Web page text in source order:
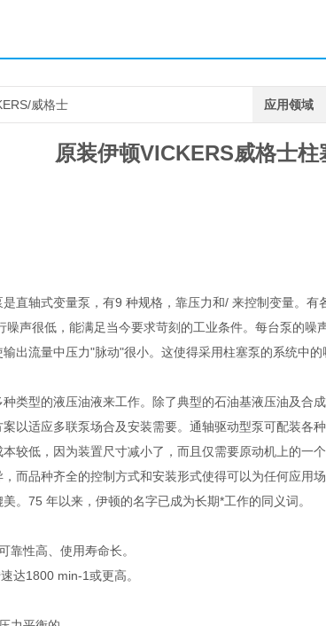
威格士 应用领域
原装伊顿VICKERS威格士柱
直轴式变量泵，有9 种规格，靠压力和/ 来控制变量。
噪声很低，能满足当今要求苛刻的工业条件。每台泵的
出流量中压力"脉动"很小。这使得采用柱塞泵的系统中的
类型的液压油液来工作。除了典型的石油基液压油及合
以适应多联泵场合及安装需要。通轴驱动型泵可配装各
较低，因为装置尺寸减小了，而且仅需要原动机上的一个
而品种齐全的控制方式和安装形式使得可以为任何应用
。75 年以来，伊顿的名字已成为长期*工作的同义词。
靠性高、使用寿命长。
达1800 min-1或更高。